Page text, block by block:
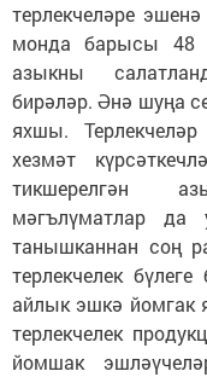
терлекчеләре
монда барысы 48
азыкны
бирәләр. Әнә шуңа
яхшы.
хезмәт
тикшерелгән
мәгълүматлар
танышканнан соң
терлекчелек
айлык эшкә
терлекчелек
йомшак